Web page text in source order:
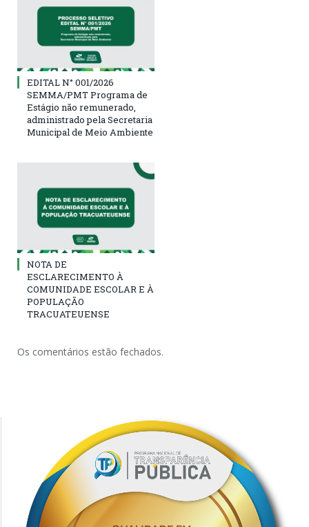
EDITAL N° 001/2026
SEMMA/PMT Programa de
Estágio não remunerado,
administrado pela Secretaria
Municipal de Meio Ambiente
NOTA DE
ESCLARECIMENTO À
COMUNIDADE ESCOLAR E À
POPULAÇÃO
TRACUATEUENSE
Os comentários estão fechados.